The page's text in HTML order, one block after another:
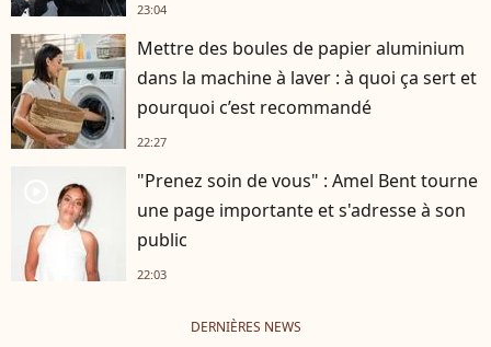
23:04
Mettre des boules de papier aluminium
dans la machine à laver : à quoi ça sert et
pourquoi c’est recommandé
22:27
"Prenez soin de vous" : Amel Bent tourne
une page importante et s'adresse à son
public
22:03
DERNIÈRES NEWS